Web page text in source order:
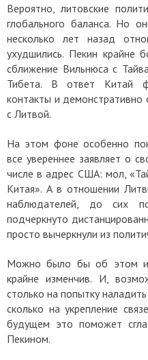
Вероятно, литовские
глобального баланса. Но
несколько лет назад
ухудшились. Пекин крайне
сближение Вильнюса с
Тибета. В ответ Китай
контакты и демонстративно
с Литвой.
На этом фоне особенно
все увереннее заявляет о
числе в адрес США: мол,
Китая». А в отношении
наблюдателей, до сих
подчеркнуто
просто вычеркнули из
Можно было бы об этом и
крайне изменчив. И,
столько на попытку
сколько на укрепление
будущем это поможет
Пекином.